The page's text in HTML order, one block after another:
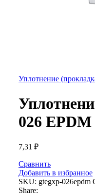
Уплотнение
026 EPDM
7,31 ₽
Сравнить
Добавить в избранное
SKU: gtegxp-026epdm
Share: